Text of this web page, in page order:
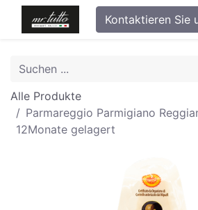
Kontaktieren Sie
Alle Produkte
Parmareggio Parmigiano
12Monate gelagert